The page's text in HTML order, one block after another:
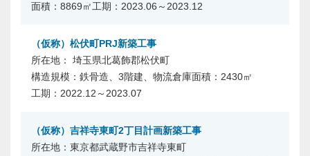
8869㎡
2023.06～2023.12
（仮称）松伏町PRJ新築工事
埼玉県北葛飾郡松伏町
鉄骨造、3階建、物流倉庫
2430㎡
2022.12～2023.07
（仮称）吉祥寺東町2丁目計画新築工事
東京都武蔵野市吉祥寺東町